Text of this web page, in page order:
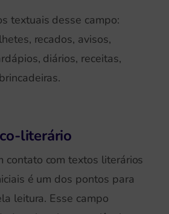
textuais desse campo:
recados, avisos,
diários, receitas,
literário
contato com textos literários
é um dos pontos para
leitura. Esse campo